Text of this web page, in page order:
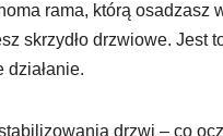
rama, którą osadzasz
skrzydło drzwiowe. Jest
drzwi – co